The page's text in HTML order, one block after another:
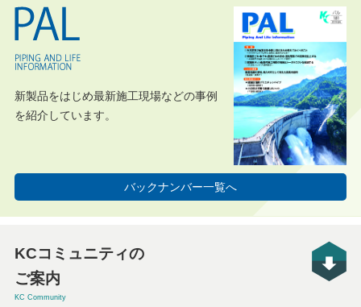
新製品をはじめ最新施工現場などの事例
を紹介しています。
バックナンバー一覧へ
KCコミュニティの
ご案内
KC Community